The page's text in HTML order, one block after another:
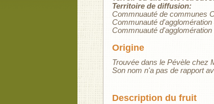
Territoire de diffusion:
Commnuauté de communes
Communauté d'agglomération
Commnuauté
Origine
Trouvée dans le Pévèle chez
Son nom n'a pas de rapport
Description du fruit